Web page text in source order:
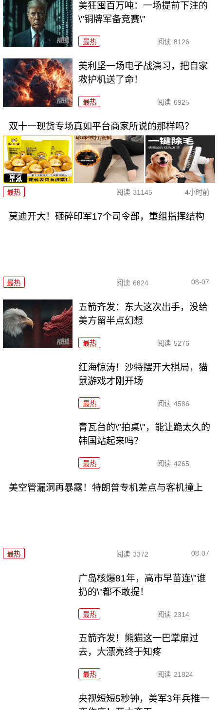
美狂囤百万吨：一场提前下注的
\"铜牌军备竞赛\"
最热 阅读 8126
美利坚一场电子战演习，把自家
救护机送了命！
最热 阅读 6925
双十一现货专场真如平台商家所说的那样吗？
最热 阅读 31145 4小时前
莫迪开大！砸碎印军17个司令部，重组指挥结构
最热 阅读 6824 08-07
五箭齐发：东大这次出手，没给
美方留半点幻想
最热 阅读 5276
红海惊涛！沙特摆开大棋局，猫
鼠游戏才刚开场
最热 阅读 4586
青瓦台的\"拍桌\"，能让跪太久的
韩国站起来吗？
最热 阅读 4265
美空管漏洞再暴露！特朗普专机差点与客机撞上
最热 阅读 3372 08-07
广岛核爆81年，高市早苗连\"谁
扔的\"都不敢提！
最热 阅读 2314
五箭齐发！熊猫这一巴掌扇过
去，大漂亮终于知疼
最热 阅读 21824
央视短短5秒钟，美军3年兵推一